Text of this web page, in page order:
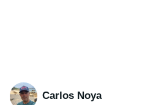
Carlos Noya